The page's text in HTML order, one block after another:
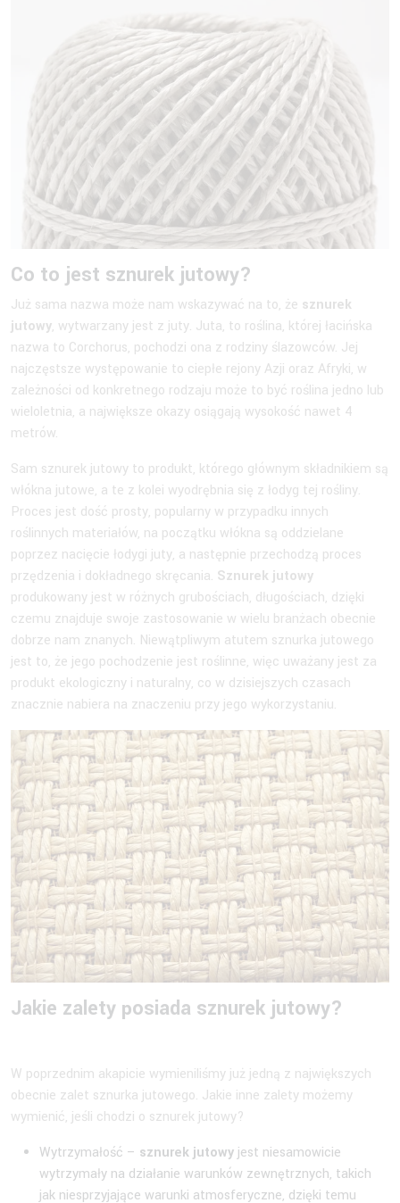
Co to jest sznurek jutowy?
Już sama nazwa może nam wskazywać na to, że sznurek
jutowy, wytwarzany jest z juty. Juta, to roślina, której łacińska
nazwa to Corchorus, pochodzi ona z rodziny ślazowców. Jej
najczęstsze występowanie to ciepłe rejony Azji oraz Afryki, w
zależności od konkretnego rodzaju może to być roślina jedno lub
wieloletnia, a największe okazy osiągają wysokość nawet 4
metrów.
Sam sznurek jutowy to produkt, którego głównym składnikiem są
włókna jutowe, a te z kolei wyodrębnia się z łodyg tej rośliny.
Proces jest dość prosty, popularny w przypadku innych
roślinnych materiałów, na początku włókna są oddzielane
poprzez nacięcie łodygi juty, a następnie przechodzą proces
przędzenia i dokładnego skręcania. Sznurek jutowy
produkowany jest w różnych grubościach, długościach, dzięki
czemu znajduje swoje zastosowanie w wielu branżach obecnie
dobrze nam znanych. Niewątpliwym atutem sznurka jutowego
jest to, że jego pochodzenie jest roślinne, więc uważany jest za
produkt ekologiczny i naturalny, co w dzisiejszych czasach
znacznie nabiera na znaczeniu przy jego wykorzystaniu.
Jakie zalety posiada sznurek jutowy?
W poprzednim akapicie wymieniliśmy już jedną z największych
obecnie zalet sznurka jutowego. Jakie inne zalety możemy
wymienić, jeśli chodzi o sznurek jutowy?
Wytrzymałość – sznurek jutowy jest niesamowicie
wytrzymały na działanie warunków zewnętrznych, takich
jak niesprzyjające warunki atmosferyczne, dzięki temu